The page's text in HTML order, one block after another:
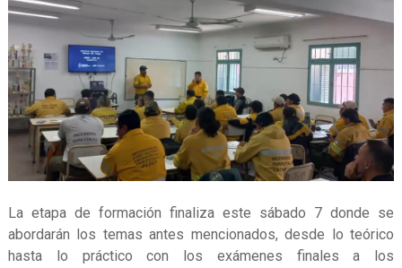
La etapa de formación finaliza este sábado 7 donde se
abordarán los temas antes mencionados, desde lo teórico
hasta lo práctico con los exámenes finales a los